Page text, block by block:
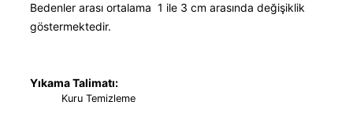
Bedenler arası ortalama 1 ile 3 cm arasında değişiklik
göstermektedir.
Yıkama Talimatı:
Kuru Temizleme